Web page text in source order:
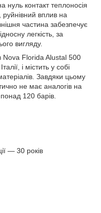
нуль контакт теплоносія
вплив на
частина забезпечує
легкість, за
вигляду.
Nova Florida Alustal 500
і містить у собі
Завдяки цьому
не має аналогів на
120 барів.
— 30 років